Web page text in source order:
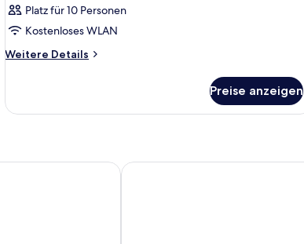
Platz für 10 Personen
Kostenloses WLAN
Weitere Details
Weitere
Preise anzeigen
TIN INN Meckenheim